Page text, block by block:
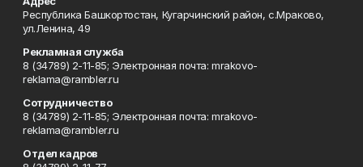
Республика Башкортостан, Кугарчинский район, с.Мраково,
ул.Ленина, 49
Рекламная служба
8 (34789) 2-11-85; Электронная почта: mrakovo-
reklama@rambler.ru
Сотрудничество
8 (34789) 2-11-85; Электронная почта: mrakovo-
reklama@rambler.ru
Отдел кадров